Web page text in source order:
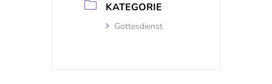
KATEGORIE
Gottesdienst